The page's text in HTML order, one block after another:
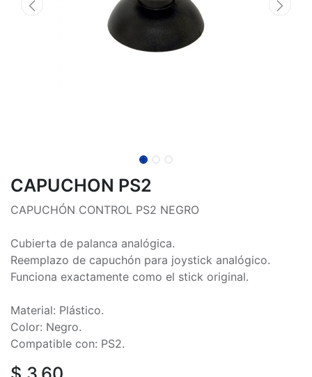
CAPUCHON PS2
CAPUCHÓN CONTROL PS2 NEGRO
Cubierta de palanca analógica.
Reemplazo de capuchón para joystick analógico.
Funciona exactamente como el stick original.
Material: Plástico.
Color: Negro.
Compatible con: PS2.